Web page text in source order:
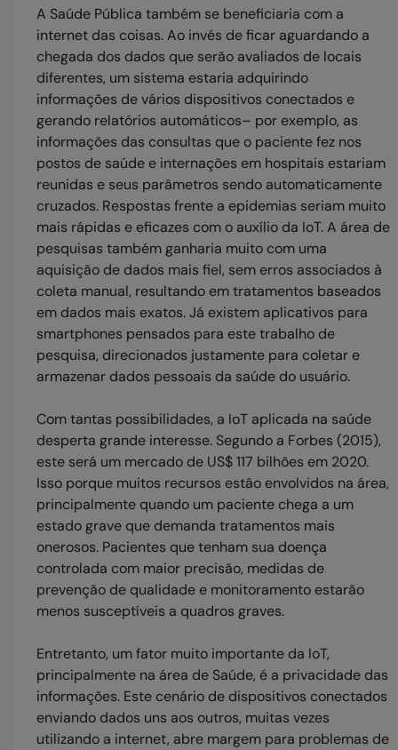
A Saúde Pública também se beneficiaria com a
internet das coisas. Ao invés de ficar aguardando a
chegada dos dados que serão avaliados de locais
diferentes, um sistema estaria adquirindo
informações de vários dispositivos conectados e
gerando relatórios automáticos– por exemplo, as
informações das consultas que o paciente fez nos
postos de saúde e internações em hospitais estariam
reunidas e seus parâmetros sendo automaticamente
cruzados. Respostas frente a epidemias seriam muito
mais rápidas e eficazes com o auxílio da IoT. A área de
pesquisas também ganharia muito com uma
aquisição de dados mais fiel, sem erros associados à
coleta manual, resultando em tratamentos baseados
em dados mais exatos. Já existem aplicativos para
smartphones pensados para este trabalho de
pesquisa, direcionados justamente para coletar e
armazenar dados pessoais da saúde do usuário.
Com tantas possibilidades, a IoT aplicada na saúde
desperta grande interesse. Segundo a Forbes (2015),
este será um mercado de US$ 117 bilhões em 2020.
Isso porque muitos recursos estão envolvidos na área,
principalmente quando um paciente chega a um
estado grave que demanda tratamentos mais
onerosos. Pacientes que tenham sua doença
controlada com maior precisão, medidas de
prevenção de qualidade e monitoramento estarão
menos susceptíveis a quadros graves.
Entretanto, um fator muito importante da IoT,
principalmente na área de Saúde, é a privacidade das
informações. Este cenário de dispositivos conectados
enviando dados uns aos outros, muitas vezes
utilizando a internet, abre margem para problemas de